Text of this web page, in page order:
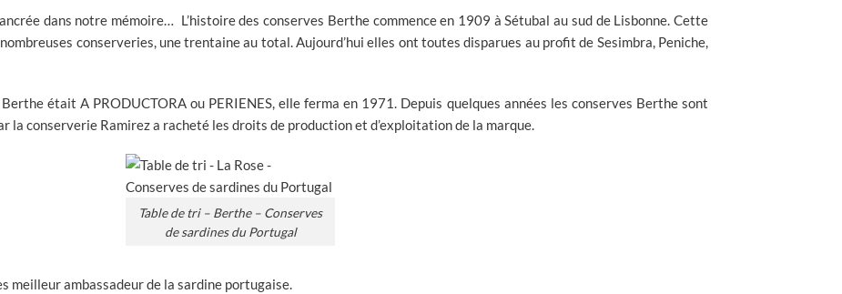
dans notre mémoire… L’histoire des conserves Berthe commence en 1909 à Sétubal au sud de Lisbonne. Cette
conserveries, une trentaine au total. Aujourd’hui elles ont toutes disparues au profit de Sesimbra, Peniche,
était A PRODUCTORA ou PERIENES, elle ferma en 1971. Depuis quelques années les conserves Berthe sont
la conserverie Ramirez a racheté les droits de production et d’exploitation de la marque.
Table de tri – Berthe – Conserves
de sardines du Portugal
meilleur ambassadeur de la sardine portugaise.